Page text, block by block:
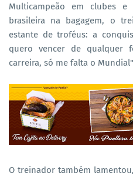
Multicampeão em clubes
brasileira na bagagem, o
estante de troféus: a
quero vencer de qualquer
carreira, só me falta o
O treinador também